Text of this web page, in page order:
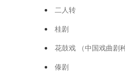
二人转
桂剧
花鼓戏 （中国戏曲剧种
傣剧